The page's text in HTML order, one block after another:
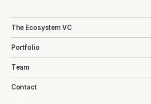
The Ecosystem VC
Portfolio
Team
Contact